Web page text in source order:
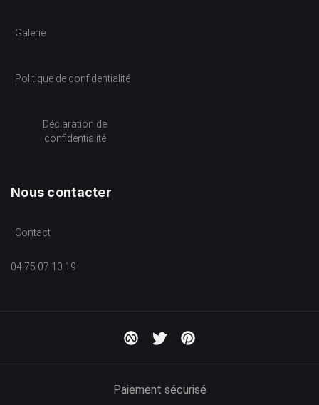
Galerie
Politique de confidentialité
Déclaration de
confidentialité
Nous contacter
Contact
04 75 07 10 19
Paiement sécurisé